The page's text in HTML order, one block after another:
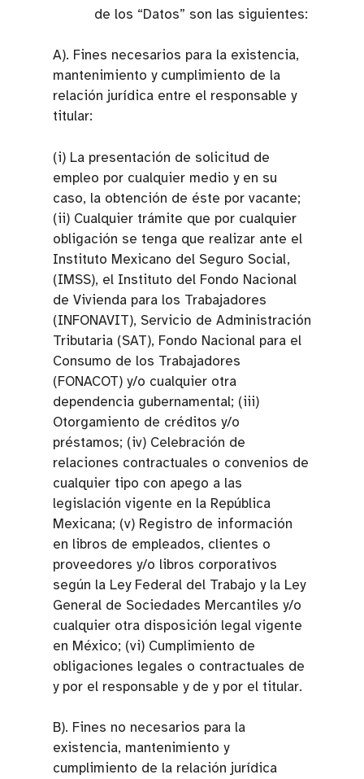
de los “Datos” son las siguientes:
A). Fines necesarios para la existencia,
mantenimiento y cumplimiento de la
relación jurídica entre el responsable y
titular:
(i) La presentación de solicitud de
empleo por cualquier medio y en su
caso, la obtención de éste por vacante;
(ii) Cualquier trámite que por cualquier
obligación se tenga que realizar ante el
Instituto Mexicano del Seguro Social,
(IMSS), el Instituto del Fondo Nacional
de Vivienda para los Trabajadores
(INFONAVIT), Servicio de Administración
Tributaria (SAT), Fondo Nacional para el
Consumo de los Trabajadores
(FONACOT) y/o cualquier otra
dependencia gubernamental; (iii)
Otorgamiento de créditos y/o
préstamos; (iv) Celebración de
relaciones contractuales o convenios de
cualquier tipo con apego a las
legislación vigente en la República
Mexicana; (v) Registro de información
en libros de empleados, clientes o
proveedores y/o libros corporativos
según la Ley Federal del Trabajo y la Ley
General de Sociedades Mercantiles y/o
cualquier otra disposición legal vigente
en México; (vi) Cumplimiento de
obligaciones legales o contractuales de
y por el responsable y de y por el titular.
B). Fines no necesarios para la
existencia, mantenimiento y
cumplimiento de la relación jurídica